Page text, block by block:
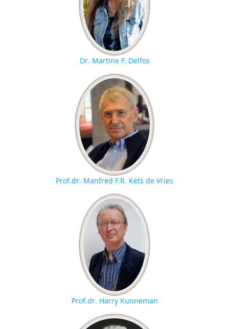
Dr. Martine F. Delfos
Prof.dr. Manfred F.R. Kets de Vries
Prof.dr. Harry Kunneman